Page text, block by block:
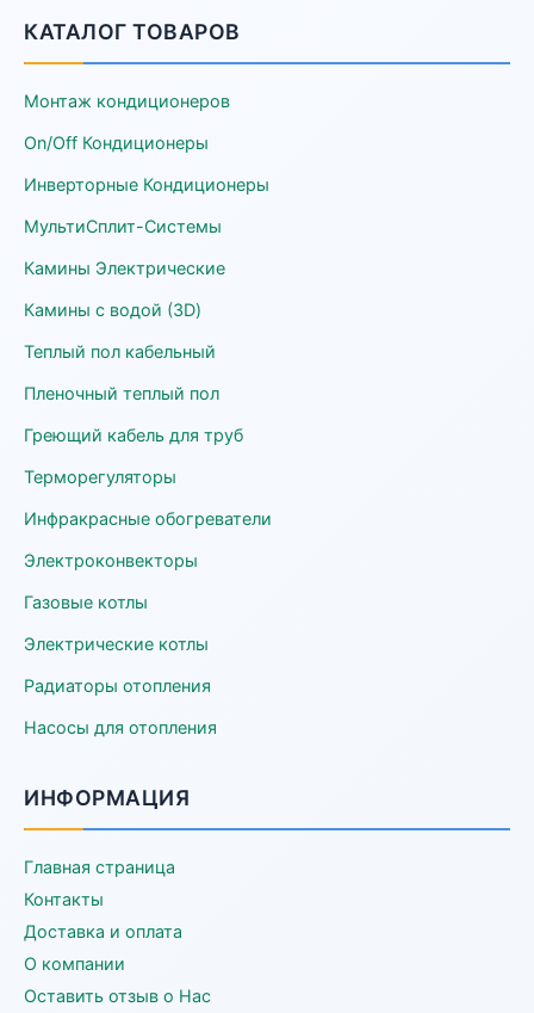
КАТАЛОГ ТОВАРОВ
Монтаж кондиционеров
On/Off Кондиционеры
Инверторные Кондиционеры
МультиСплит-Системы
Камины Электрические
Камины с водой (3D)
Теплый пол кабельный
Пленочный теплый пол
Греющий кабель для труб
Терморегуляторы
Инфракрасные обогреватели
Электроконвекторы
Газовые котлы
Электрические котлы
Радиаторы отопления
Насосы для отопления
ИНФОРМАЦИЯ
Главная страница
Контакты
Доставка и оплата
О компании
Оставить отзыв о Нас